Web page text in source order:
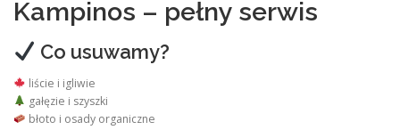
Kampinos – pełny serwis
Co usuwamy?
liście i igliwie
gałęzie i szyszki
błoto i osady organiczne